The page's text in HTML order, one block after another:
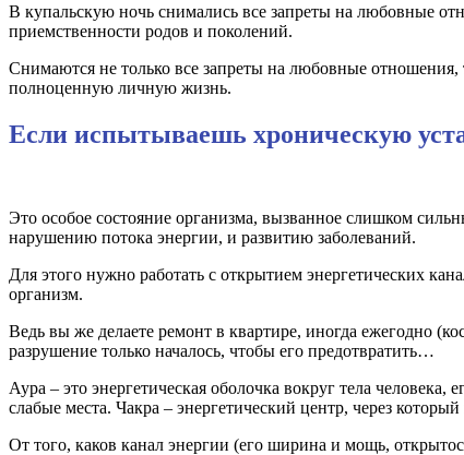
В купальскую ночь снимались все запреты на любовные
приемственности родов и поколений.
Снимаются не только все запреты на любовные
полноценную личную жизнь.
Если испытываешь хроническую
Это особое состояние организма, вызванное слишком
нарушению потока энергии, и развитию заболеваний.
Для этого нужно работать с открытием энергетических
организм.
Ведь вы же делаете ремонт в квартире, иногда ежегодно
разрушение только началось, чтобы его предотвратить…
Аура – это энергетическая оболочка вокруг тела
слабые места. Чакра – энергетический центр, через
От того, каков канал энергии (его ширина и мощь,